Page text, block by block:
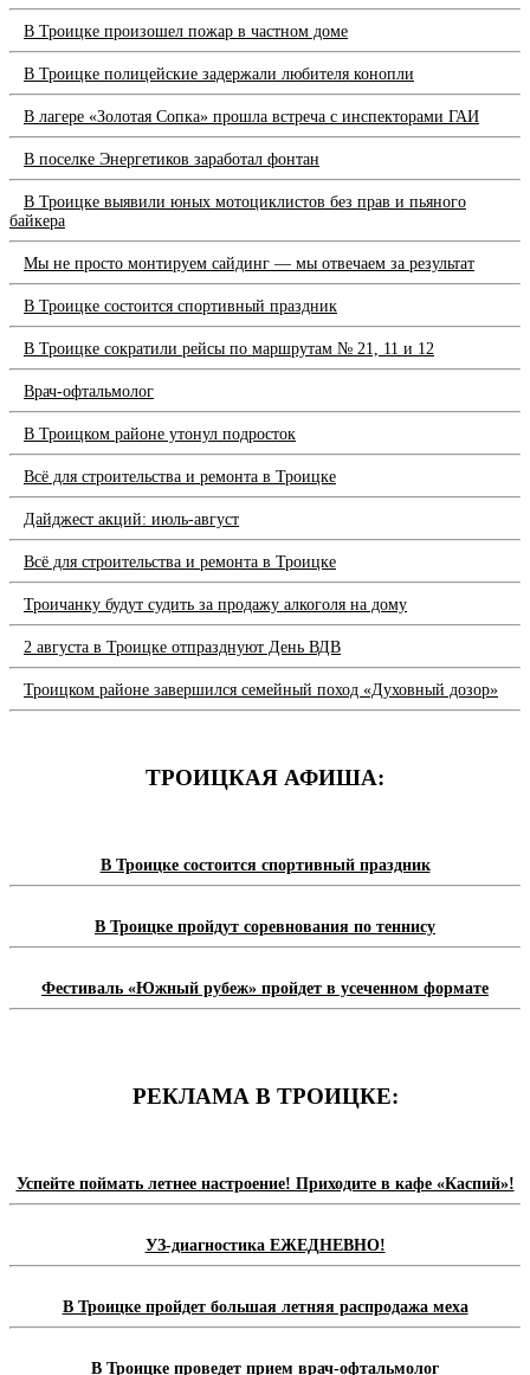
В Троицке произошел пожар в частном доме
В Троицке полицейские задержали любителя конопли
В лагере «Золотая Сопка» прошла встреча с инспекторами ГАИ
В поселке Энергетиков заработал фонтан
В Троицке выявили юных мотоциклистов без прав и пьяного
байкера
Мы не просто монтируем сайдинг — мы отвечаем за результат
В Троицке состоится спортивный праздник
В Троицке сократили рейсы по маршрутам № 21, 11 и 12
Врач-офтальмолог
В Троицком районе утонул подросток
Всё для строительства и ремонта в Троицке
Дайджест акций: июль-август
Всё для строительства и ремонта в Троицке
Троичанку будут судить за продажу алкоголя на дому
2 августа в Троицке отпразднуют День ВДВ
Троицком районе завершился семейный поход «Духовный дозор»
ТРОИЦКАЯ АФИША:
В Троицке состоится спортивный праздник
В Троицке пройдут соревнования по теннису
Фестиваль «Южный рубеж» пройдет в усеченном формате
РЕКЛАМА В ТРОИЦКЕ:
Успейте поймать летнее настроение! Приходите в кафе «Каспий»!
УЗ-диагностика ЕЖЕДНЕВНО!
В Троицке пройдет большая летняя распродажа меха
В Троицке проведет прием врач-офтальмолог